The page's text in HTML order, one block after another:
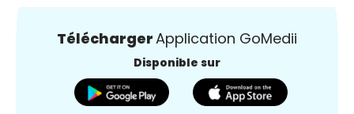
TéléchargerApplication GoMedii
Disponible sur